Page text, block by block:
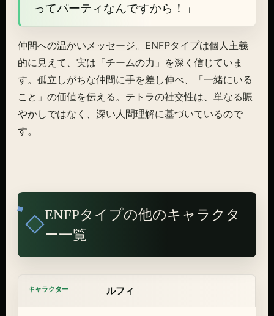
ってパーティなんですから！」
仲間への温かいメッセージ。ENFPタイプは個人主義
的に見えて、実は「チームの力」を深く信じていま
す。孤立しがちな仲間に手を差し伸べ、「一緒にいる
こと」の価値を伝える。テトラの社交性は、単なる賑
やかしではなく、深い人間理解に基づいているので
す。
ENFPタイプの他のキャラクタ
ー一覧
ルフィ